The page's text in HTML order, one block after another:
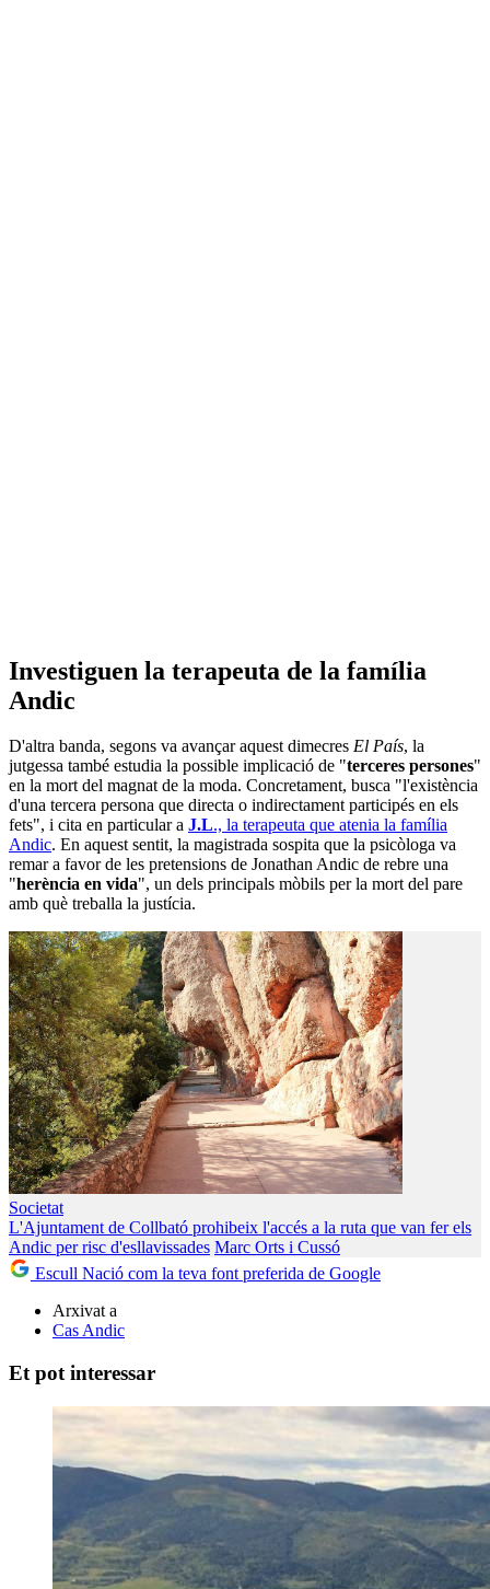
Investiguen la terapeuta de la família
Andic
D'altra banda, segons va avançar aquest dimecres El País, la
jutgessa també estudia la possible implicació de "terceres persones"
en la mort del magnat de la moda. Concretament, busca "l'existència
d'una tercera persona que directa o indirectament participés en els
fets", i cita en particular a J.L., la terapeuta que atenia la família
Andic. En aquest sentit, la magistrada sospita que la psicòloga va
remar a favor de les pretensions de Jonathan Andic de rebre una
"herència en vida", un dels principals mòbils per la mort del pare
amb què treballa la justícia.
Societat
L'Ajuntament de Collbató prohibeix l'accés a la ruta que van fer els
Andic per risc d'esllavissades Marc Orts i Cussó
Escull Nació com la teva font preferida de Google
Arxivat a
Cas Andic
Et pot interessar